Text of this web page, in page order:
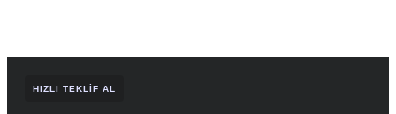
HIZLI TEKLIF AL